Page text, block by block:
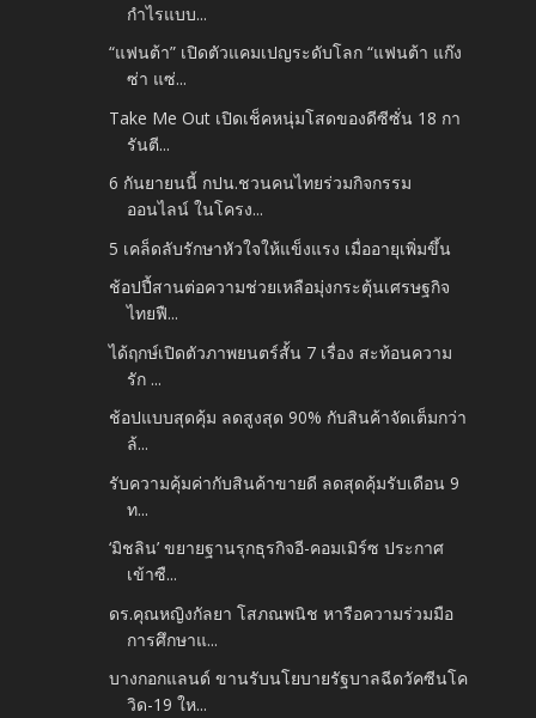
กำไรแบบ...
“แฟนต้า” เปิดตัวแคมเปญระดับโลก “แฟนต้า แก๊ง
ซ่า แซ่...
Take Me Out เปิดเช็คหนุ่มโสดของดีซีซั่น 18 กา
รันตี...
6 กันยายนนี้ กปน.ชวนคนไทยร่วมกิจกรรม
ออนไลน์ ในโครง...
5 เคล็ดลับรักษาหัวใจให้แข็งแรง เมื่ออายุเพิ่มขึ้น
ช้อปปี้สานต่อความช่วยเหลือมุ่งกระตุ้นเศรษฐกิจ
ไทยฟื...
ได้ฤกษ์เปิดตัวภาพยนตร์สั้น 7 เรื่อง สะท้อนความ
รัก ...
ช้อปแบบสุดคุ้ม ลดสูงสุด 90% กับสินค้าจัดเต็มกว่า
ล้...
รับความคุ้มค่ากับสินค้าขายดี ลดสุดคุ้มรับเดือน 9
ท...
‘มิชลิน’ ขยายฐานรุกธุรกิจอี-คอมเมิร์ซ ประกาศ
เข้าซื...
ดร.คุณหญิงกัลยา โสภณพนิช หารือความร่วมมือ
การศึกษาแ...
บางกอกแลนด์ ขานรับนโยบายรัฐบาลฉีดวัคซีนโค
วิด-19 ให...